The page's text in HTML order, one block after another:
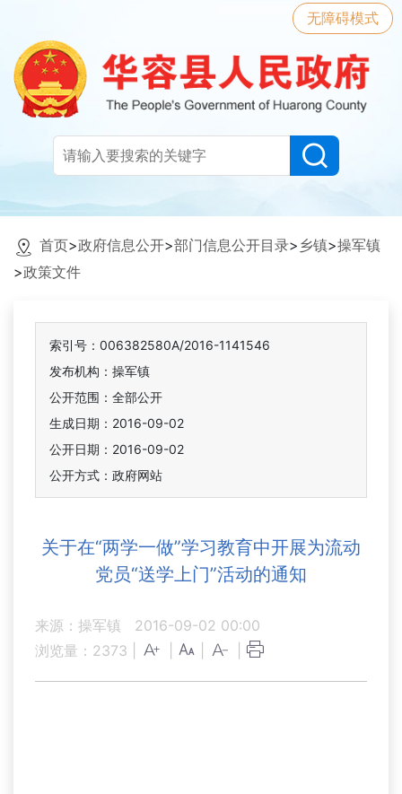
无障碍模式
首页>政府信息公开>部门信息公开目录> 乡镇>操军镇
>政策文件
索引号：006382580A/2016-1141546
发布机构：操军镇
公开范围：全部公开
生成日期：2016-09-02
公开日期：2016-09-02
公开方式：政府网站
关于在“两学一做”学习教育中开展为流动
党员“送学上门”活动的通知
来源：操军镇
2016-09-02 00:00
浏览量： 2373